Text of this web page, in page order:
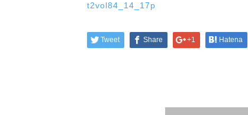
t2vol84_14_17p
Tweet Share +1 Hatena